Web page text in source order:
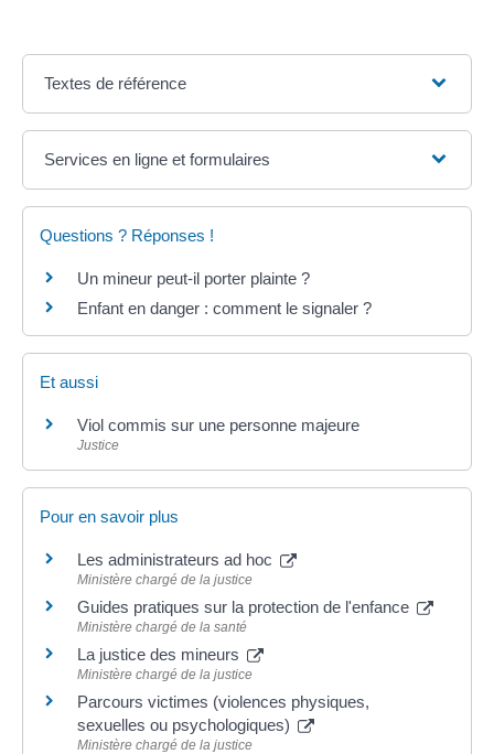
Textes de référence
Services en ligne et formulaires
Questions ? Réponses !
Un mineur peut-il porter plainte ?
Enfant en danger : comment le signaler ?
Et aussi
Viol commis sur une personne majeure
Justice
Pour en savoir plus
Les administrateurs ad hoc
Ministère chargé de la justice
Guides pratiques sur la protection de l'enfance
Ministère chargé de la santé
La justice des mineurs
Ministère chargé de la justice
Parcours victimes (violences physiques,
sexuelles ou psychologiques)
Ministère chargé de la justice